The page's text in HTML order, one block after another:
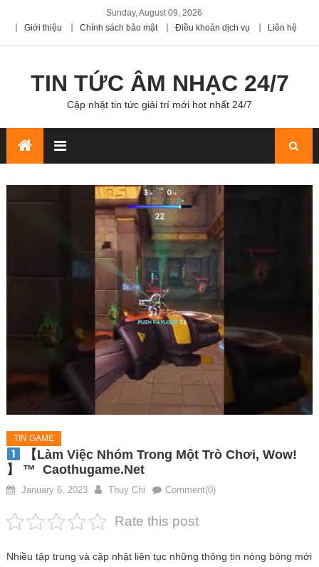
Sunday, August 09, 2026
Giới thiệu
Chính sách bảo mật Điều khoản dịch vụ Liên hệ
TIN TỨC ÂM NHẠC 24/7
Cập nhật tin tức giải trí mới hot nhất 24/7
TIN GAME
【Làm Việc Nhóm Trong Một Trò Chơi, Wow!
】 ™ Caothugame.net
January 6, 2023 Thuy Chi Comment(0)
Rate this post
Nhiều tập trung và cập nhật liên tục những thông tin nóng bỏng mới